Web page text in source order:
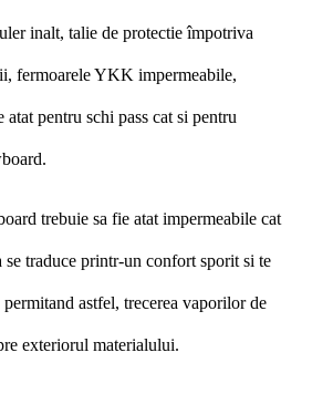
inalt, talie de protectie împotriva
fermoarele YKK impermeabile,
pentru schi pass cat si pentru
trebuie sa fie atat impermeabile cat
se traduce printr-un confort sporit si te
astfel, trecerea vaporilor de
exteriorul materialului.